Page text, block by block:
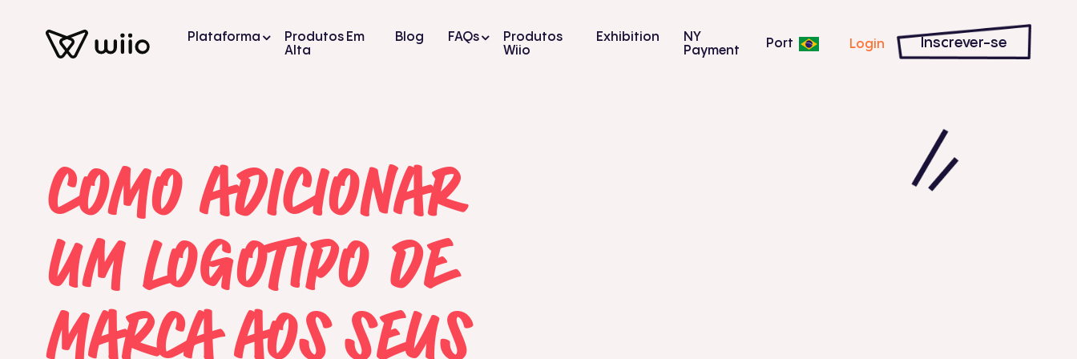
Plataforma
Produtos Em
Alta
Blog FAQs
Produtos
Wiio
Exhibition
NY
Payment
Port Login Inscrever-se
COMO ADICIONAR
UM LOGOTIPO DE
MARCA AOS SEUS